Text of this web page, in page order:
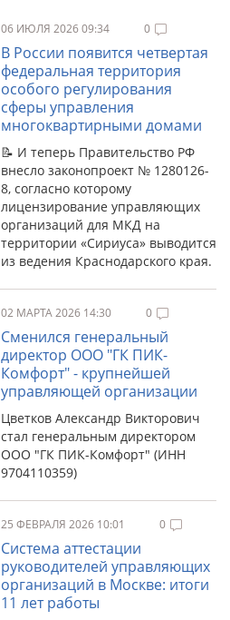
06 ИЮЛЯ 2026 09:34 0
В России появится четвертая
федеральная территория
особого регулирования
сферы управления
многоквартирными домами
📝 И теперь Правительство РФ
внесло законопроект № 1280126-
8, согласно которому
лицензирование управляющих
организаций для МКД на
территории «Сириуса» выводится
из ведения Краснодарского края.
02 МАРТА 2026 14:30 0
Сменился генеральный
директор ООО "ГК ПИК-
Комфорт" - крупнейшей
управляющей организации
Цветков Александр Викторович
стал генеральным директором
ООО "ГК ПИК-Комфорт" (ИНН
9704110359)
25 ФЕВРАЛЯ 2026 10:01 0
Система аттестации
руководителей управляющих
организаций в Москве: итоги
11 лет работы